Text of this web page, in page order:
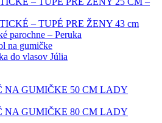
– TUPÉ PRE ŽENY 43 cm
parochne – Peruka
na gumičke
do vlasov Júlia
NA GUMIČKE 50 CM LADY
NA GUMIČKE 80 CM LADY